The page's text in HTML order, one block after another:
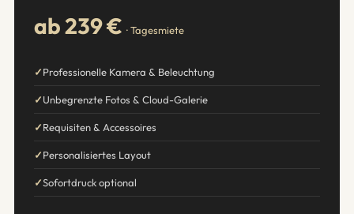
ab 239 € · Tagesmiete
Professionelle Kamera & Beleuchtung
Unbegrenzte Fotos & Cloud-Galerie
Requisiten & Accessoires
Personalisiertes Layout
Sofortdruck optional